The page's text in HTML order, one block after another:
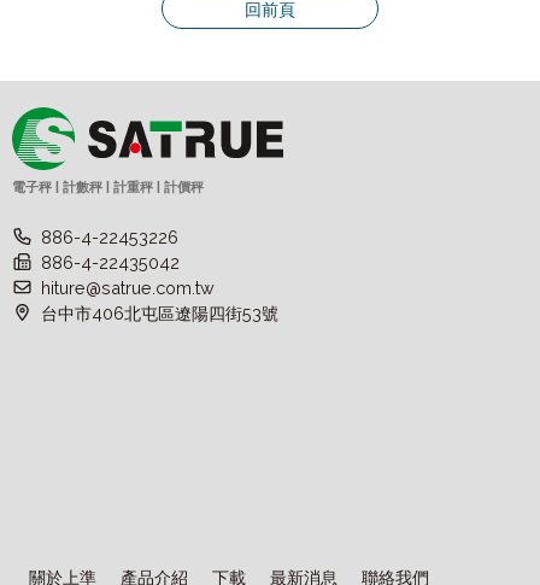
回前頁
電子秤 | 計數秤 | 計重秤 | 計價秤
886-4-22453226
886-4-22435042
hiture@satrue.com.tw
台中市406北屯區遼陽四街53號
關於上準 產品介紹 下載 最新消息 聯絡我們